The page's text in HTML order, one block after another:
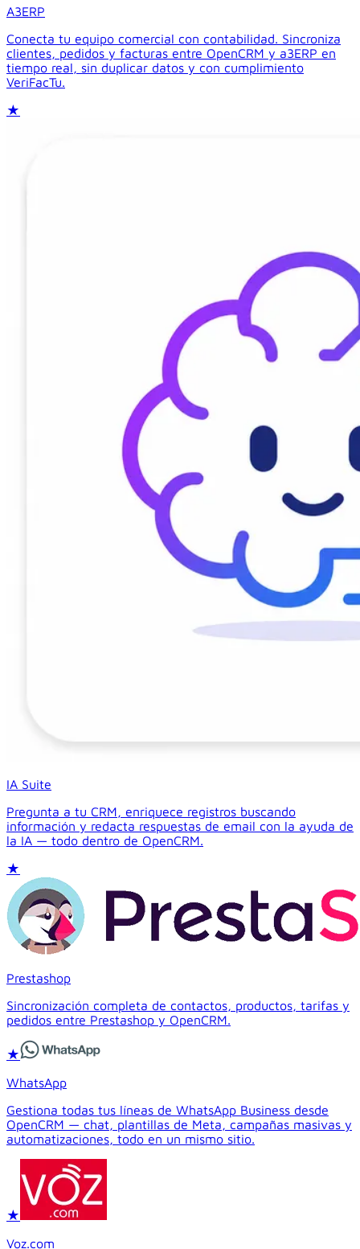
A3ERP
Conecta tu equipo comercial con contabilidad. Sincroniza
clientes, pedidos y facturas entre OpenCRM y a3ERP en
tiempo real, sin duplicar datos y con cumplimiento
VeriFacTu.
★
IA Suite
Pregunta a tu CRM, enriquece registros buscando
información y redacta respuestas de email con la ayuda de
la IA — todo dentro de OpenCRM.
★
Prestashop
Sincronización completa de contactos, productos, tarifas y
pedidos entre Prestashop y OpenCRM.
★
WhatsApp
Gestiona todas tus líneas de WhatsApp Business desde
OpenCRM — chat, plantillas de Meta, campañas masivas y
automatizaciones, todo en un mismo sitio.
★
Voz.com